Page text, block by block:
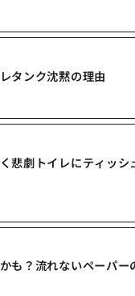
タンク沈黙の理由
悲劇トイレにティッシ
も？流れないペーパー